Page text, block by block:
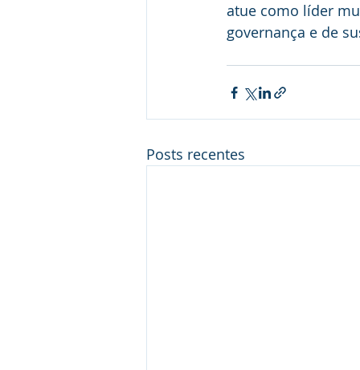
atue como líder
governança e de
Posts recentes